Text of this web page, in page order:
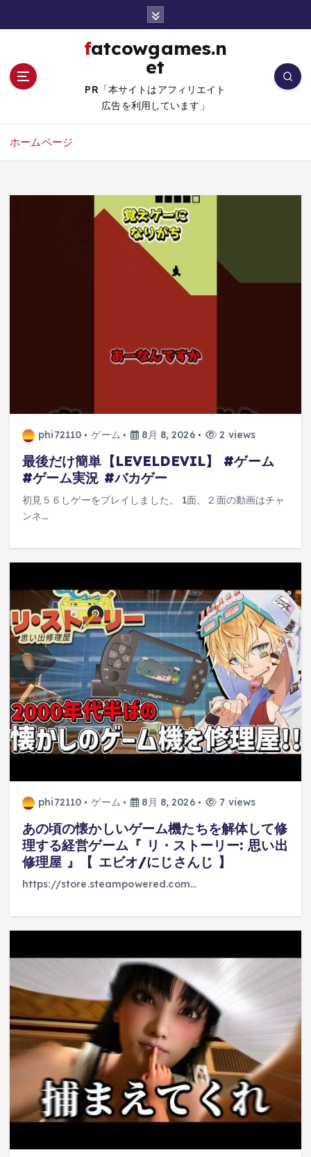
fatcowgames.n
et
PR「本サイトはアフィリエイト
広告を利用しています」
ホームページ
phi72110 ゲーム 8月 8, 2026 2 views
最後だけ簡単【LEVELDEVIL】 #ゲーム
#ゲーム実況 #バカゲー
初見５６しゲーをプレイしました。 1面、２面の動画はチャ
ンネ…
phi72110 ゲーム 8月 8, 2026 7 views
あの頃の懐かしいゲーム機たちを解体して修
理する経営ゲーム『 リ・ストーリー: 思い出
修理屋 』【 エビオ/にじさんじ 】
https://store.steampowered.com…